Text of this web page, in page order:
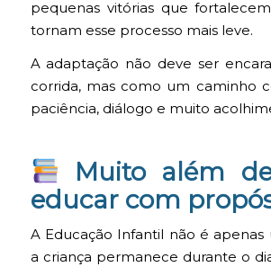
pequenas vitórias que
tornam esse processo mais leve.
A adaptação não deve ser
corrida, mas como um caminho
paciência, diálogo e muito
Muito além
educar com
A Educação Infantil não é
a criança permanece durante o